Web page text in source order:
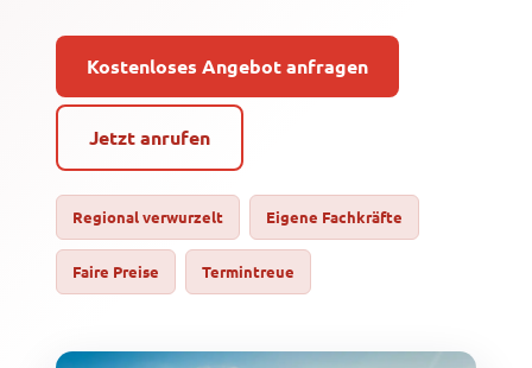
Kostenloses Angebot anfragen
Jetzt anrufen
Regional verwurzelt Eigene Fachkräfte
Faire Preise Termintreue